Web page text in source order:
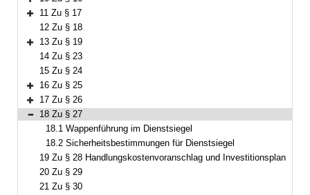
Bereich erweitern
Bereich erweitern
11 Zu § 17
12 Zu § 18
Bereich erweitern
13 Zu § 19
14 Zu § 23
15 Zu § 24
Bereich erweitern
16 Zu § 25
Bereich erweitern
17 Zu § 26
Bereich reduzieren
18 Zu § 27
18.1 Wappenführung im Dienstsiegel
18.2 Sicherheitsbestimmungen für Dienstsiegel
19 Zu § 28 Handlungskostenvoranschlag und Investitionsplan
20 Zu § 29
21 Zu § 30